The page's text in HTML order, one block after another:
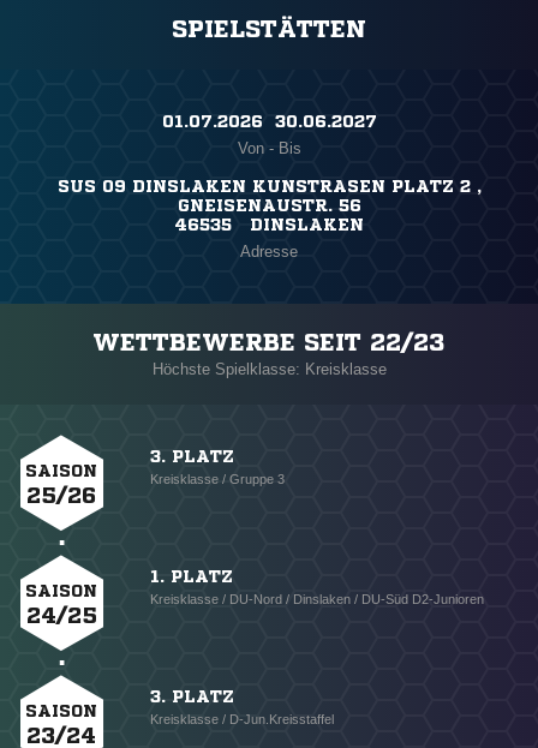
SPIELSTÄTTEN
01.07.2026 ​ 30.06.2027
Von - Bis
SUS 09 DINSLAKEN KUNSTRASEN PLATZ 2 ,
GNEISENAUSTR. 56
46535 DINSLAKEN
Adresse
WETTBEWERBE SEIT 22/23
Höchste Spielklasse: Kreisklasse
SAISON
25/26
3. PLATZ
Kreisklasse / Gruppe 3
SAISON
24/25
1. PLATZ
Kreisklasse / DU-Nord / Dinslaken / DU-Süd D2-Junioren
SAISON
23/24
3. PLATZ
Kreisklasse / D-Jun.Kreisstaffel